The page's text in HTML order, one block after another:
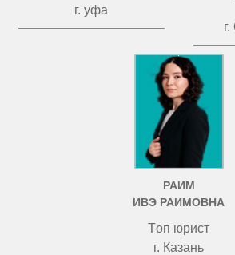
г. уфа
РАИМ
ИВЭ РАИМОВНА
Төп юрист
г. Казань